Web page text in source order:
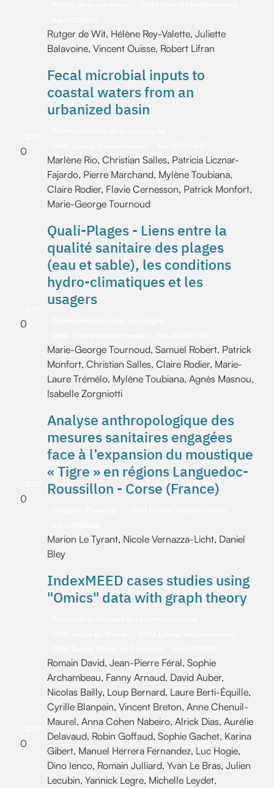
Rutger de Wit, Hélène Rey-Valette, Juliette
Balavoine, Vincent Ouisse, Robert Lifran
0
Fecal microbial inputs to
coastal waters from an
urbanized basin
Marlène Rio, Christian Salles, Patricia Licznar-
Fajardo, Pierre Marchand, Mylène Toubiana,
Claire Rodier, Flavie Cernesson, Patrick Monfort,
Marie-George Tournoud
0
Quali-Plages - Liens entre la
qualité sanitaire des plages
(eau et sable), les conditions
hydro-climatiques et les
usagers
Marie-George Tournoud, Samuel Robert, Patrick
Monfort, Christian Salles, Claire Rodier, Marie-
Laure Trémélo, Mylène Toubiana, Agnès Masnou,
Isabelle Zorgniotti
0
Analyse anthropologique des
mesures sanitaires engagées
face à l’expansion du moustique
« Tigre » en régions Languedoc-
Roussillon - Corse (France)
Marion Le Tyrant, Nicole Vernazza-Licht, Daniel
Bley
0
IndexMEED cases studies using
"Omics" data with graph theory
Romain David, Jean-Pierre Féral, Sophie
Archambeau, Fanny Arnaud, David Auber,
Nicolas Bailly, Loup Bernard, Laure Berti-Équille,
Cyrille Blanpain, Vincent Breton, Anne Chenuil-
Maurel, Anna Cohen Nabeiro, Alrick Dias, Aurélie
Delavaud, Robin Goffaud, Sophie Gachet, Karina
Gibert, Manuel Herrera Fernandez, Luc Hogie,
Dino Ienco, Romain Julliard, Yvan Le Bras, Julien
Lecubin, Yannick Legre, Michelle Leydet,